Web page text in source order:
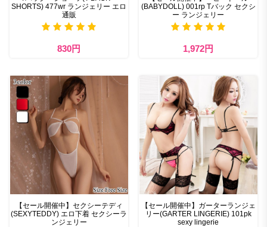
SHORTS) 477wr ランジェリー エロ
通販
830円
(BABYDOLL) 001rp Tバック セクシ
ー ランジェリー
1,972円
【セール開催中】セクシーテディ
(SEXYTEDDY) エロ下着 セクシーラ
ンジェリー
【セール開催中】ガーターランジェ
リー(GARTER LINGERIE) 101pk
sexy lingerie